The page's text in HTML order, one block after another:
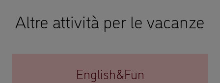
Altre attività per le vacanze
English&Fun